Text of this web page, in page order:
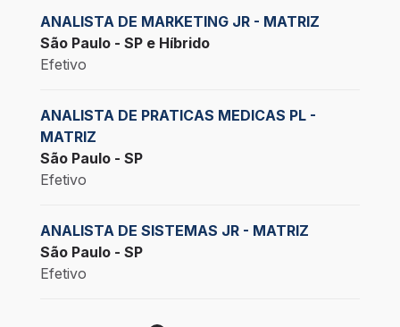
ANALISTA DE MARKETING JR - MATRIZ
São Paulo - SP e Híbrido
Efetivo
ANALISTA DE PRATICAS MEDICAS PL -
MATRIZ
São Paulo - SP
Efetivo
ANALISTA DE SISTEMAS JR - MATRIZ
São Paulo - SP
Efetivo